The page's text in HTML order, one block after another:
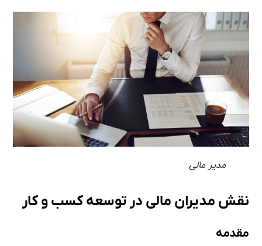
مدیر مالی
نقش مدیران مالی در توسعه کسب و کار
مقدمه